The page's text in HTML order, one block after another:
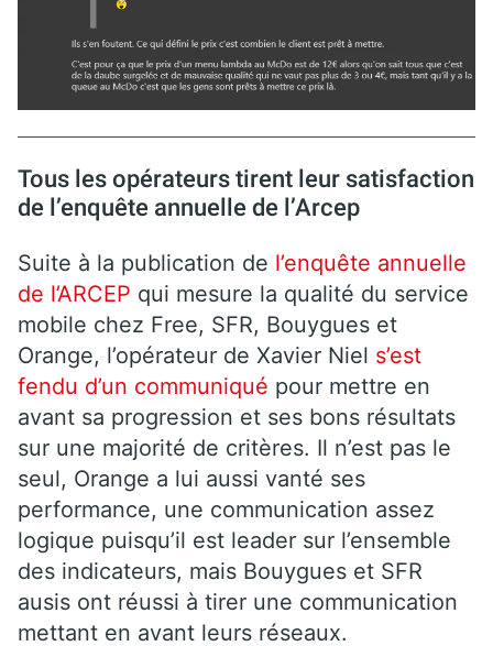
Tous les opérateurs tirent leur satisfaction
de l’enquête annuelle de l’Arcep
Suite à la publication de l’enquête annuelle
de l’ARCEP qui mesure la qualité du service
mobile chez Free, SFR, Bouygues et
Orange, l’opérateur de Xavier Niel s’est
fendu d’un communiqué pour mettre en
avant sa progression et ses bons résultats
sur une majorité de critères. Il n’est pas le
seul, Orange a lui aussi vanté ses
performance, une communication assez
logique puisqu’il est leader sur l’ensemble
des indicateurs, mais Bouygues et SFR
ausis ont réussi à tirer une communication
mettant en avant leurs réseaux.